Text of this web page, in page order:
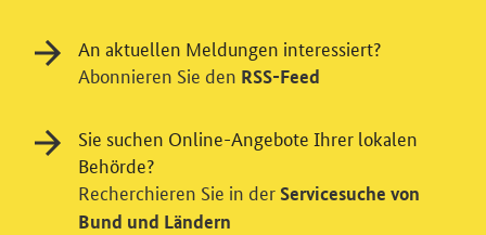
Einwilligung in Tracking und / oder
Videodienst
verschiedene Zusatzdienste unserer Webseite: Wir
möchten die Nutzeraktivität mit Hilfe
datenschutzfreundlicher Statistiken verstehen, um
unsere Öffentlichkeitsarbeit zu verbessern. Zusätzlich
An aktuellen Meldungen interessiert?
Abonnieren Sie den RSS-Feed
Sie suchen Online-Angebote Ihrer lokalen
Behörde?
Recherchieren Sie in der Servicesuche von
Bund und Ländern